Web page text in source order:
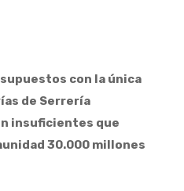
con la única
de Serrería
insuficientes que
30.000 millones